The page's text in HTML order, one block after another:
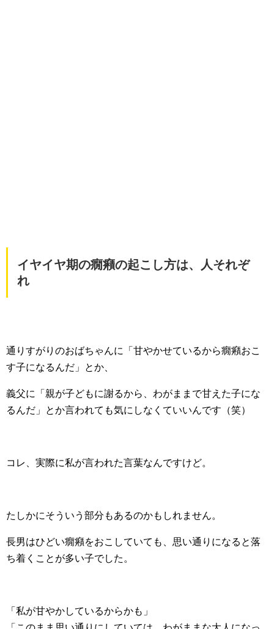
イヤイヤ期の癇癪の起こし方は、人それぞ
れ
通りすがりのおばちゃんに「甘やかせているから癇癪おこ
す子になるんだ」とか、
義父に「親が子どもに謝るから、わがままで甘えた子にな
るんだ」とか言われても気にしなくていいんです（笑）
コレ、実際に私が言われた言葉なんですけど。
たしかにそういう部分もあるのかもしれません。
長男はひどい癇癪をおこしていても、思い通りになると落
ち着くことが多い子でした。
「私が甘やかしているからかも」